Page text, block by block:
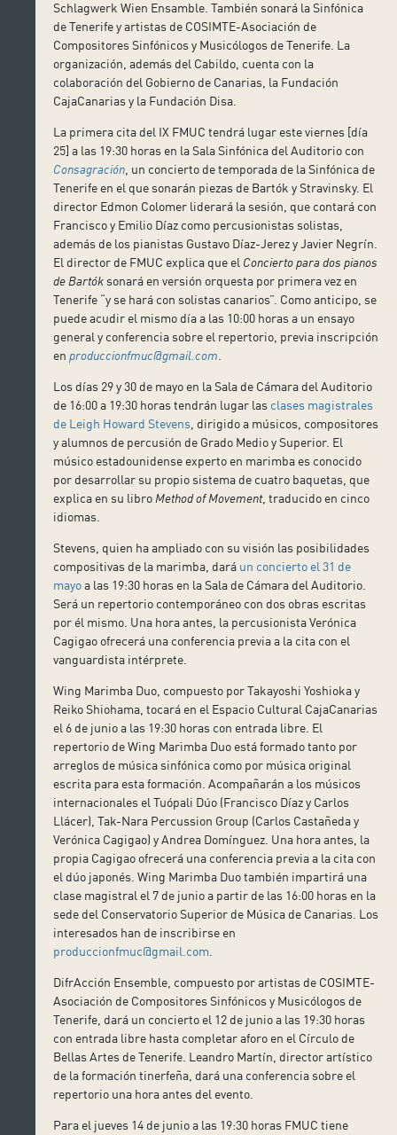
Schlagwerk Wien Ensamble. También sonará la Sinfónica
de Tenerife y artistas de COSIMTE-Asociación de
Compositores Sinfónicos y Musicólogos de Tenerife. La
organización, además del Cabildo, cuenta con la
colaboración del Gobierno de Canarias, la Fundación
CajaCanarias y la Fundación Disa.
La primera cita del IX FMUC tendrá lugar este viernes [día
25] a las 19:30 horas en la Sala Sinfónica del Auditorio con
Consagración , un concierto de temporada de la Sinfónica de
Tenerife en el que sonarán piezas de Bartók y Stravinsky. El
director Edmon Colomer liderará la sesión, que contará con
Francisco y Emilio Díaz como percusionistas solistas,
además de los pianistas Gustavo Díaz-Jerez y Javier Negrín.
El director de FMUC explica que el Concierto para dos pianos
de Bartóksonará en versión orquesta por primera vez en
Tenerife “y se hará con solistas canarios”. Como anticipo, se
puede acudir el mismo día a las 10:00 horas a un ensayo
general y conferencia sobre el repertorio, previa inscripción
enproduccionfmuc@gmail.com
Los días 29 y 30 de mayo en la Sala de Cámara del Auditorio
de 16:00 a 19:30 horas tendrán lugar las clases magistrales
de Leigh Howard Stevens , dirigido a músicos, compositores
y alumnos de percusión de Grado Medio y Superior. El
músico estadounidense experto en marimba es conocido
por desarrollar su propio sistema de cuatro baquetas, que
explica en su libro Method of Movement, traducido en cinco
idiomas.
Stevens, quien ha ampliado con su visión las posibilidades
compositivas de la marimba, dará un concierto el 31 de
mayoa las 19:30 horas en la Sala de Cámara del Auditorio.
Será un repertorio contemporáneo con dos obras escritas
por él mismo. Una hora antes, la percusionista Verónica
Cagigao ofrecerá una conferencia previa a la cita con el
vanguardista intérprete.
Wing Marimba Duo, compuesto por Takayoshi Yoshioka y
Reiko Shiohama, tocará en el Espacio Cultural CajaCanarias
el 6 de junio a las 19:30 horas con entrada libre. El
repertorio de Wing Marimba Duo está formado tanto por
arreglos de música sinfónica como por música original
escrita para esta formación. Acompañarán a los músicos
internacionales el Tuópali Dúo (Francisco Díaz y Carlos
Llácer), Tak-Nara Percussion Group (Carlos Castañeda y
Verónica Cagigao) y Andrea Domínguez. Una hora antes, la
propia Cagigao ofrecerá una conferencia previa a la cita con
el dúo japonés. Wing Marimba Duo también impartirá una
clase magistral el 7 de junio a partir de las 16:00 horas en la
sede del Conservatorio Superior de Música de Canarias. Los
interesados han de inscribirse en
produccionfmuc@gmail.com
DifrAcción Ensemble, compuesto por artistas de COSIMTE-
Asociación de Compositores Sinfónicos y Musicólogos de
Tenerife, dará un concierto el 12 de junio a las 19:30 horas
con entrada libre hasta completar aforo en el Círculo de
Bellas Artes de Tenerife. Leandro Martín, director artístico
de la formación tinerfeña, dará una conferencia sobre el
repertorio una hora antes del evento.
Para el jueves 14 de junio a las 19:30 horas FMUC tiene